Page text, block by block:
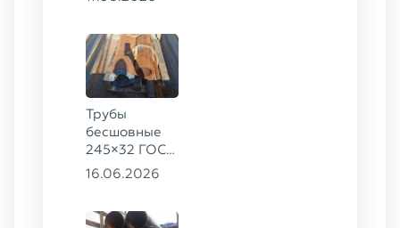
Трубы
бесшовные
245×32 ГОСТ
8732-78, ст.
16.06.2026